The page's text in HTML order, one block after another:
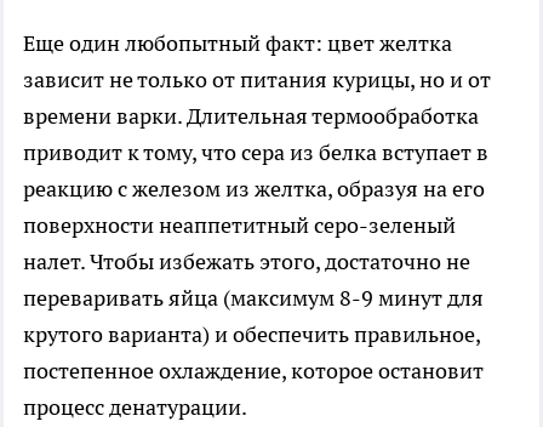
Еще один любопытный факт: цвет желтка
зависит не только от питания курицы, но и от
времени варки. Длительная термообработка
приводит к тому, что сера из белка вступает в
реакцию с железом из желтка, образуя на его
поверхности неаппетитный серо-зеленый
налет. Чтобы избежать этого, достаточно не
переваривать яйца (максимум 8-9 минут для
крутого варианта) и обеспечить правильное,
постепенное охлаждение, которое остановит
процесс денатурации.